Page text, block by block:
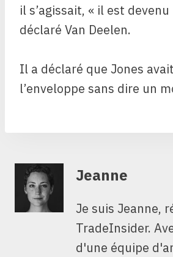
il s’agissait, « il est devenu
déclaré Van Deelen.
Il a déclaré que Jones
l’enveloppe sans dire un
Jeanne
Je suis Jeanne,
TradeInsider.
d'une équipe